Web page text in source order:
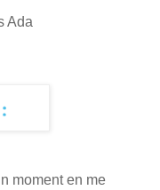
Ada
moment en me